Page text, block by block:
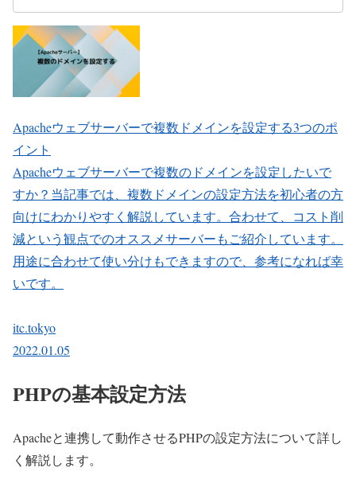
Apacheウェブサーバーで複数ドメインを設定する3つのポ
イント
Apacheウェブサーバーで複数のドメインを設定したいで
すか？当記事では、複数ドメインの設定方法を初心者の方
向けにわかりやすく解説しています。合わせて、コスト削
減という観点でのオススメサーバーもご紹介しています。
用途に合わせて使い分けもできますので、参考になれば幸
いです。
itc.tokyo
2022.01.05
PHPの基本設定方法
Apacheと連携して動作させるPHPの設定方法について詳し
く解説します。